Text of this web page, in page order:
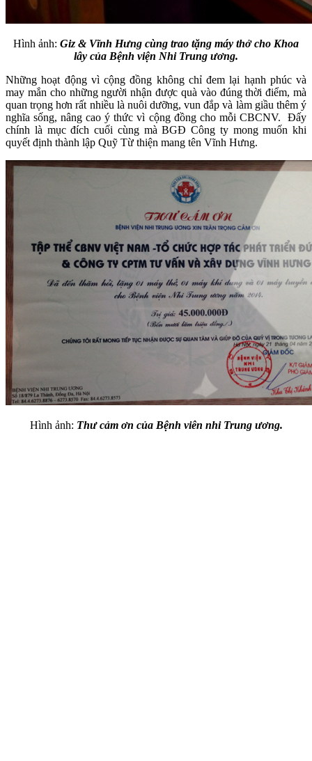
Hình ảnh: Giz & Vĩnh Hưng cùng trao tặng máy thở cho Khoa
lây của Bệnh viện Nhi Trung ương.
Những hoạt động vì cộng đồng không chỉ đem lại hạnh phúc và
may mắn cho những người nhận được quà vào đúng thời điểm, mà
quan trọng hơn rất nhiều là nuôi dưỡng, vun đắp và làm giầu thêm ý
nghĩa sống, nâng cao ý thức vì cộng đồng cho mỗi CBCNV. Đấy
chính là mục đích cuối cùng mà BGĐ Công ty mong muốn khi
quyết định thành lập Quỹ Từ thiện mang tên Vĩnh Hưng.
Hình ảnh: Thư cảm ơn của Bệnh viên nhi Trung ương.